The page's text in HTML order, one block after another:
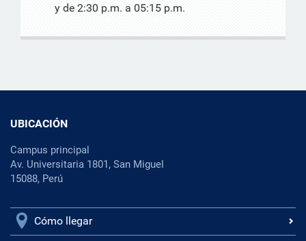
y de 2:30 p.m. a 05:15 p.m.
UBICACIÓN
Campus principal
Av. Universitaria 1801, San Miguel
15088, Perú
Cómo llegar